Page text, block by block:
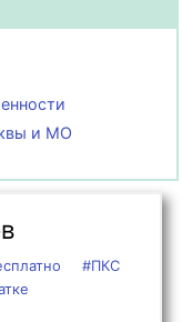
и МО
#ПКС